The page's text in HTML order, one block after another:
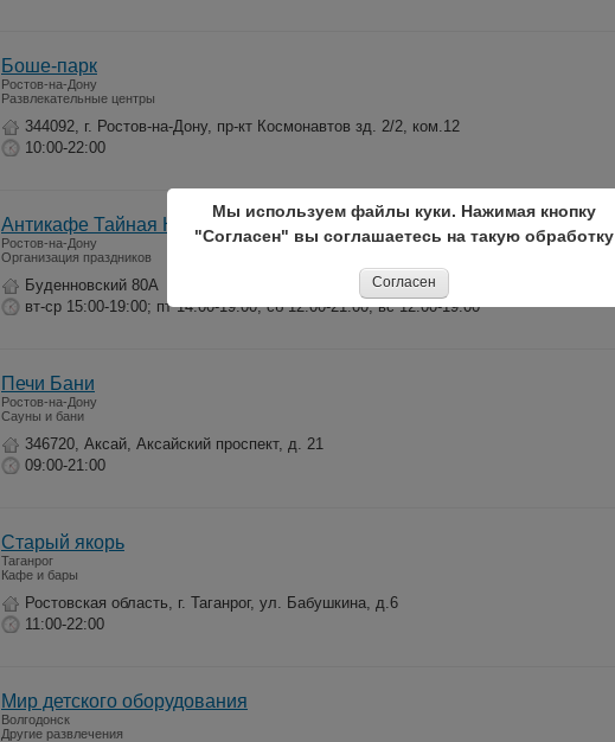
Боше-парк
Ростов-на-Дону
Развлекательные центры
344092, г. Ростов-на-Дону, пр-­кт Космона­втов зд. 2/2, ком.12
10:00-22:00
Антикафе Тайная Комната
Ростов-на-Дону
Организация праздников
Буденновский 80А
вт-ср 15:00-19:00; пт 14:00-19:00; сб 12:00-21:00; вс 12:00-19:00
Печи Бани
Ростов-на-Дону
Сауны и бани
346720, Аксай, Аксайский проспект, д. 21
09:00-21:00
Старый якорь
Таганрог
Кафе и бары
Ростовская область, г. Таганрог, ул. Бабушкина, д.6
11:00-22:00
Мир детского оборудования
Волгодонск
Другие развлечения
Мы используем файлы куки. Нажимая кнопку
"Согласен" вы соглашаетесь на такую обработку
Согласен